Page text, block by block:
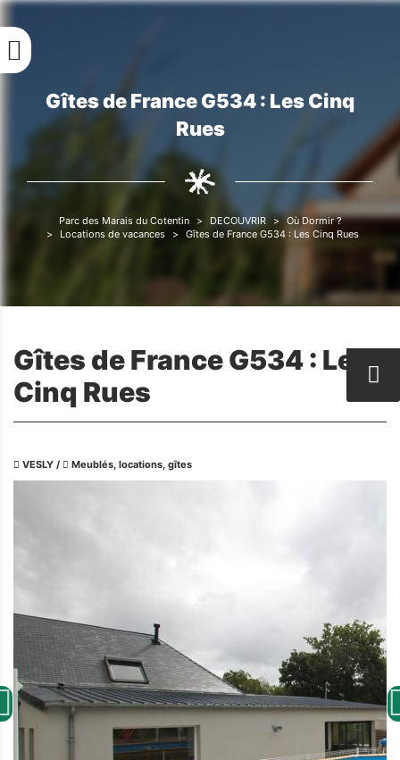
Aller
contenu
principal
Fil
d'Ariane
Gîtes de France G534 : Les Cinq
Rues
Fil
d'Ariane
Parc des Marais du Cotentin DECOUVRIR
Où Dormir ?
Locations de vacances
Gîtes de France G534 : Les Cinq Rues
Gîtes de France G534 : Les
Cinq Rues
VESLY / Meublés, locations, gîtes